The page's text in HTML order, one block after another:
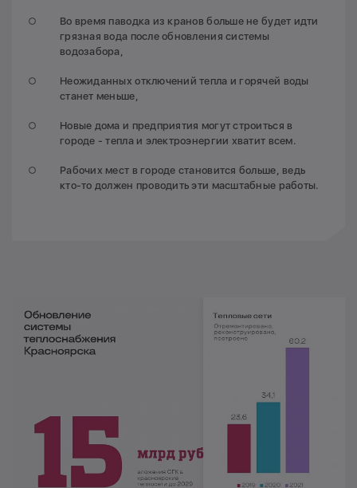
Во время паводка из кранов больше не будет идти
грязная вода после обновления системы
водозабора,
Неожиданных отключений тепла и горячей воды
станет меньше,
Новые дома и предприятия могут строиться в
городе - тепла и электроэнергии хватит всем.
Рабочих мест в городе становится больше, ведь
кто-то должен проводить эти масштабные работы.